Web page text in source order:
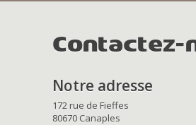
Contactez-
Notre adresse
172 rue de Fieffes
80670 Canaples